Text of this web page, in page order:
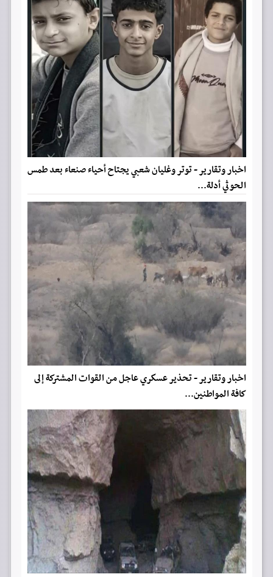
اخبار وتقارير - توتر وغليان شعبي يجتاح أحياء صنعاء بعد طمس
الحوثي أدلة...
اخبار وتقارير - تحذير عسكري عاجل من القوات المشتركة إلى
كافة المواطنين...